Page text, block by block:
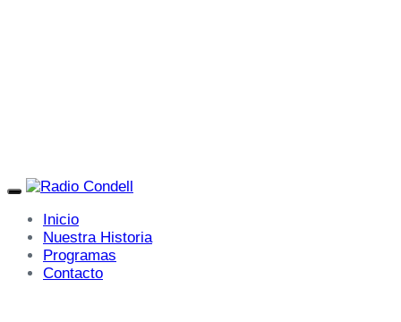
Toggle
Inicio
Nuestra Historia
Programas
Contacto